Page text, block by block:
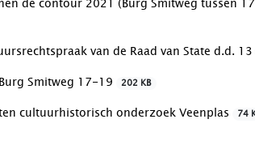
de contour 2021 (Burg Smitweg tussen
van de Raad van State d.d.
Smitweg 17-19 202 KB
cultuurhistorisch onderzoek Veenplas 74